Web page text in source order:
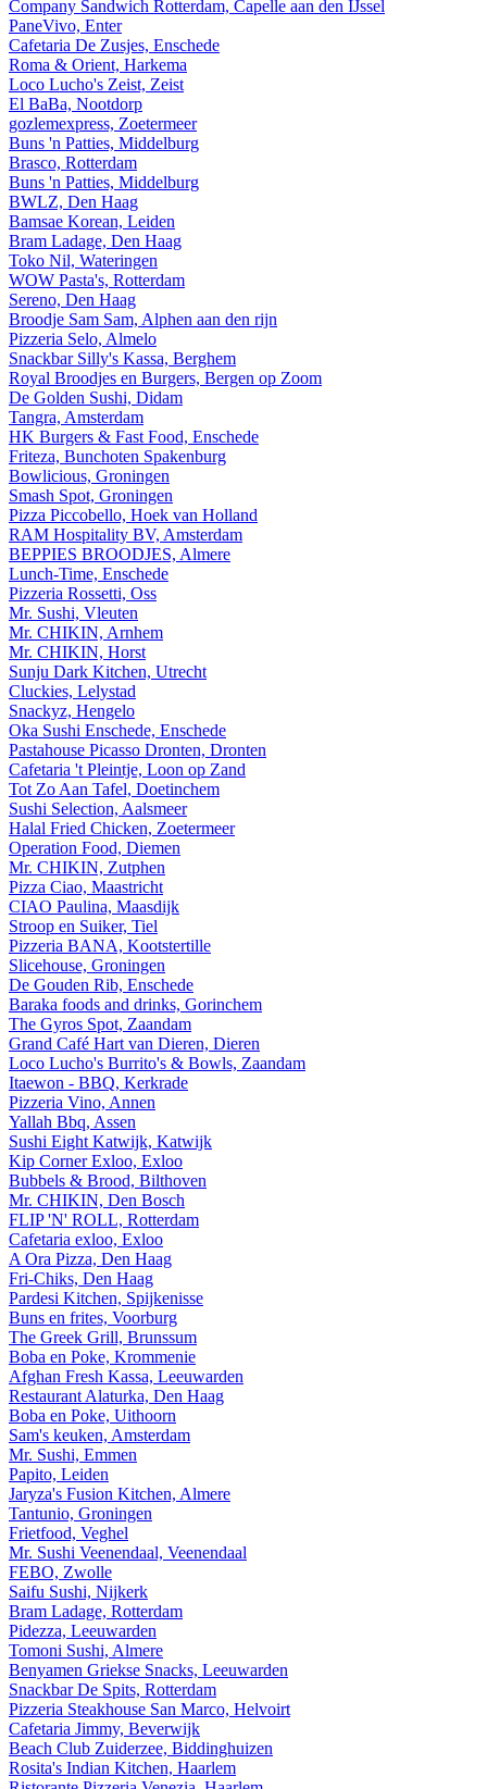
Company Sandwich Rotterdam, Capelle aan den IJssel
PaneVivo, Enter
Cafetaria De Zusjes, Enschede
Roma & Orient, Harkema
Loco Lucho's Zeist, Zeist
El BaBa, Nootdorp
gozlemexpress, Zoetermeer
Buns 'n Patties, Middelburg
Brasco, Rotterdam
Buns 'n Patties, Middelburg
BWLZ, Den Haag
Bamsae Korean, Leiden
Bram Ladage, Den Haag
Toko Nil, Wateringen
WOW Pasta's, Rotterdam
Sereno, Den Haag
Broodje Sam Sam, Alphen aan den rijn
Pizzeria Selo, Almelo
Snackbar Silly's Kassa, Berghem
Royal Broodjes en Burgers, Bergen op Zoom
De Golden Sushi, Didam
Tangra, Amsterdam
HK Burgers & Fast Food, Enschede
Friteza, Bunchoten Spakenburg
Bowlicious, Groningen
Smash Spot, Groningen
Pizza Piccobello, Hoek van Holland
RAM Hospitality BV, Amsterdam
BEPPIES BROODJES, Almere
Lunch-Time, Enschede
Pizzeria Rossetti, Oss
Mr. Sushi, Vleuten
Mr. CHIKIN, Arnhem
Mr. CHIKIN, Horst
Sunju Dark Kitchen, Utrecht
Cluckies, Lelystad
Snackyz, Hengelo
Oka Sushi Enschede, Enschede
Pastahouse Picasso Dronten, Dronten
Cafetaria 't Pleintje, Loon op Zand
Tot Zo Aan Tafel, Doetinchem
Sushi Selection, Aalsmeer
Halal Fried Chicken, Zoetermeer
Operation Food, Diemen
Mr. CHIKIN, Zutphen
Pizza Ciao, Maastricht
CIAO Paulina, Maasdijk
Stroop en Suiker, Tiel
Pizzeria BANA, Kootstertille
Slicehouse, Groningen
De Gouden Rib, Enschede
Baraka foods and drinks, Gorinchem
The Gyros Spot, Zaandam
Grand Café Hart van Dieren, Dieren
Loco Lucho's Burrito's & Bowls, Zaandam
Itaewon - BBQ, Kerkrade
Pizzeria Vino, Annen
Yallah Bbq, Assen
Sushi Eight Katwijk, Katwijk
Kip Corner Exloo, Exloo
Bubbels & Brood, Bilthoven
Mr. CHIKIN, Den Bosch
FLIP 'N' ROLL, Rotterdam
Cafetaria exloo, Exloo
A Ora Pizza, Den Haag
Fri-Chiks, Den Haag
Pardesi Kitchen, Spijkenisse
Buns en frites, Voorburg
The Greek Grill, Brunssum
Boba en Poke, Krommenie
Afghan Fresh Kassa, Leeuwarden
Restaurant Alaturka, Den Haag
Boba en Poke, Uithoorn
Sam's keuken, Amsterdam
Mr. Sushi, Emmen
Papito, Leiden
Jaryza's Fusion Kitchen, Almere
Tantunio, Groningen
Frietfood, Veghel
Mr. Sushi Veenendaal, Veenendaal
FEBO, Zwolle
Saifu Sushi, Nijkerk
Bram Ladage, Rotterdam
Pidezza, Leeuwarden
Tomoni Sushi, Almere
Benyamen Griekse Snacks, Leeuwarden
Snackbar De Spits, Rotterdam
Pizzeria Steakhouse San Marco, Helvoirt
Cafetaria Jimmy, Beverwijk
Beach Club Zuiderzee, Biddinghuizen
Rosita's Indian Kitchen, Haarlem